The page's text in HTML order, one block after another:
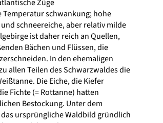
Züge
schwankung; hohe
schneereiche, aber relativ milde
ist daher reich an Quellen,
Bächen und Flüssen, die
In den ehemaligen
allen Teilen des Schwarzwaldes die
Die Eiche, die Kiefer
Fichte (= Rottanne) hatten
Bestockung. Unter dem
ursprüngliche Waldbild gründlich